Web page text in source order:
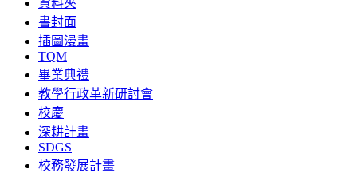
資料夾
書封面
插圖漫畫
TQM
畢業典禮
教學行政革新研討會
校慶
深耕計畫
SDGS
校務發展計畫